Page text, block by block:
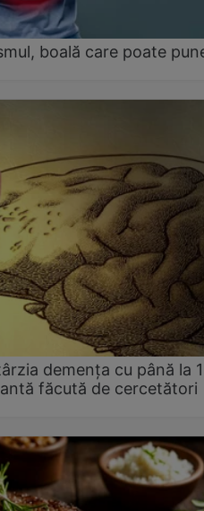
boală care poate
demența cu până la
făcută de cercetători